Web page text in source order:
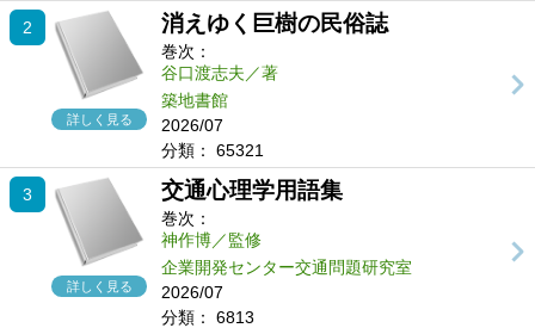
2
詳しく見る
消えゆく巨樹の民俗誌
巻次：
谷口渡志夫／著
築地書館
2026/07
分類：
65321
3
詳しく見る
交通心理学用語集
巻次：
神作博／監修
企業開発センター交通問題研究室
2026/07
分類：
6813